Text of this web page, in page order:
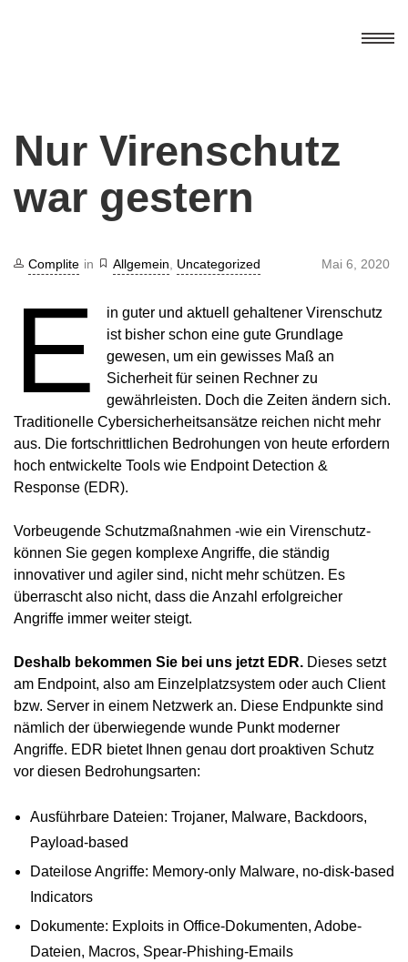
Leistungen
Service & Support
Kommunikationssysteme
Hard- & Softwarevertrieb
Aktuelles
Impressum
Datenschutz
Soforthilfe
Nur Virenschutz
war gestern
Complite in Allgemein Uncategorized Mai 6, 2020
E
in guter und aktuell gehaltener Virenschutz
ist bisher schon eine gute Grundlage
gewesen, um ein gewisses Maß an
Sicherheit für seinen Rechner zu
gewährleisten. Doch die Zeiten ändern sich.
Traditionelle Cybersicherheitsansätze reichen nicht mehr
aus. Die fortschrittlichen Bedrohungen von heute erfordern
hoch entwickelte Tools wie Endpoint Detection &
Response (EDR).
Vorbeugende Schutzmaßnahmen -wie ein Virenschutz-
können Sie gegen komplexe Angriffe, die ständig
innovativer und agiler sind, nicht mehr schützen. Es
überrascht also nicht, dass die Anzahl erfolgreicher
Angriffe immer weiter steigt.
Deshalb bekommen Sie bei uns jetzt EDR. Dieses setzt
am Endpoint, also am Einzelplatzsystem oder auch Client
bzw. Server in einem Netzwerk an. Diese Endpunkte sind
nämlich der überwiegende wunde Punkt moderner
Angriffe. EDR bietet Ihnen genau dort proaktiven Schutz
vor diesen Bedrohungsarten:
Ausführbare Dateien: Trojaner, Malware, Backdoors,
Payload-based
Dateilose Angriffe: Memory-only Malware, no-disk-based
Indicators
Dokumente: Exploits in Office-Dokumenten, Adobe-
Dateien, Macros, Spear-Phishing-Emails